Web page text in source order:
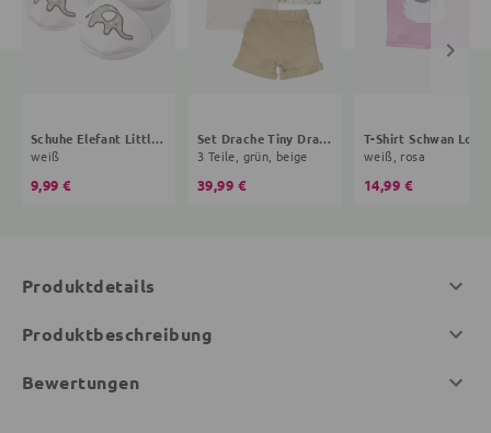
Schuhe Elefant Little Elephant
weiß
9,99 €
Set Drache Tiny Dragon
3 Teile, grün, beige
39,99 €
weiß, rosa
14,99 €
Produktdetails
Produktbeschreibung
Bewertungen